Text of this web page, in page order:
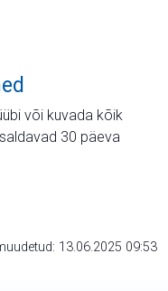
või kuvada kõik
30 päeva
13.06.2025 09:53